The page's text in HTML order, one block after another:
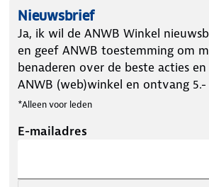
Nieuwsbrief
Ja, ik wil de ANWB Winkel
en geef ANWB toestemming om
benaderen over de beste acties
ANWB (web)winkel en ontvang
*Alleen voor leden
E-mailadres